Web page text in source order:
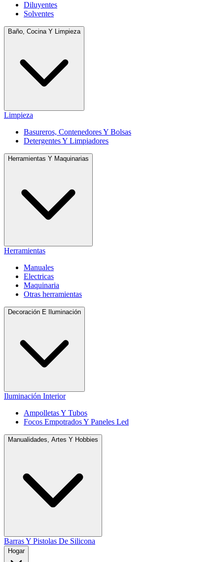
Diluyentes
Solventes
Baño, Cocina Y Limpieza
Limpieza
Basureros, Contenedores Y Bolsas
Detergentes Y Limpiadores
Herramientas Y Maquinarias
Herramientas
Manuales
Electricas
Maquinaria
Otras herramientas
Decoración E Iluminación
Iluminación Interior
Ampolletas Y Tubos
Focos Empotrados Y Paneles Led
Manualidades, Artes Y Hobbies
Barras Y Pistolas De Silicona
Hogar